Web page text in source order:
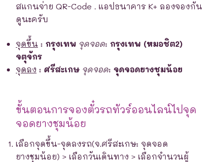
สแกนจ่าย QR-Code . แอปธนาคาร K+ ลองจองกัน
ดูนะครับ
จุดขึ้น : กรุงเทพ จุดจอด: กรุงเทพ (หมอชิต2)
จตุจักร
จุดลง : ศรีสะเกษ จุดจอด: จุดจอดยางชุมน้อย
ขั้นตอนการจองตั๋วรถทัวร์ออนไลน์ไปจุด
จอดยางชุมน้อย
เลือกจุดขึ้น-จุดลงรถ(จ.ศรีสะเกษ: จุดจอด
ยางชุมน้อย) > เลือกวันเดินทาง > เลือกจำนวนผู้